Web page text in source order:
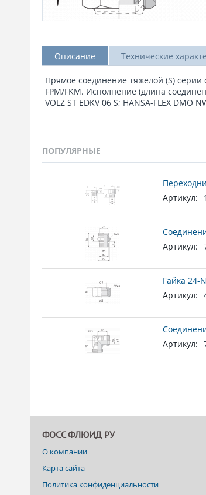
Описание Технические
Прямое соединение тяжелой (S)
FPM/FKM. Исполнение (длина
VOLZ ST EDKV 06 S; HANSA-FLEX DMO
ПОПУЛЯРНЫЕ
Артикул:
Артикул:
Гайка 24-
Артикул:
Артикул:
ФОСС ФЛЮИД РУ
О компании
Карта сайта
Политика конфиденциальности